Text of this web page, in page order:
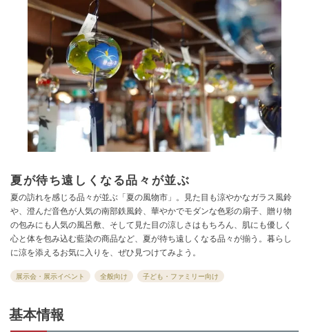
夏が待ち遠しくなる品々が並ぶ
夏の訪れを感じる品々が並ぶ「夏の風物市」。見た目も涼やかなガラス風鈴
や、澄んだ音色が人気の南部鉄風鈴、華やかでモダンな色彩の扇子、贈り物
の包みにも人気の風呂敷、そして見た目の涼しさはもちろん、肌にも優しく
心と体を包み込む藍染の商品など、夏が待ち遠しくなる品々が揃う。暮らし
に涼を添えるお気に入りを、ぜひ見つけてみよう。
展示会・展示イベント 全般向け 子ども・ファミリー向け
基本情報